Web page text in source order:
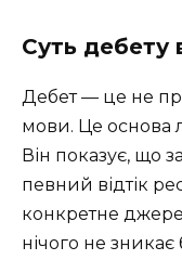
Суть дебету
Дебет — це не
мови. Це основа
Він показує, що
певний відтік
конкретне
нічого не